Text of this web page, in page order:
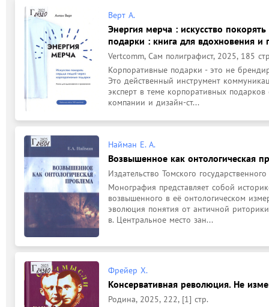
Верт А.
Энергия мерча : искусство
подарки : книга для вдохновения и
Vertcomm, Сам полиграфист, 2025, 185
Корпоративные подарки - это не
Это действенный инструмент
эксперт в теме корпоративных
компании и дизайн-ст...
Найман Е. А.
Возвышенное как онтологическая
Издательство Томского
Монография представляет собой
возвышенного в её онтологическом
эволюция понятия от античной
в. Центральное место зан...
Фрейер Х.
Консервативная революция. Не
Родина, 2025, 222, [1] стр.